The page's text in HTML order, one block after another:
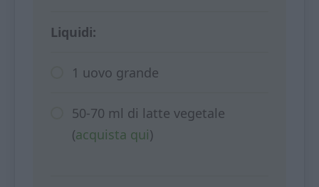
Liquidi:
1 uovo grande
50-70 ml di latte vegetale
(acquista qui)